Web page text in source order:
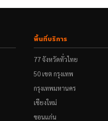
พื้นที่บริการ
77 จังหวัดทั่วไทย
50 เขต กรุงเทพ
กรุงเทพมหานคร
เชียงใหม่
ขอนแก่น